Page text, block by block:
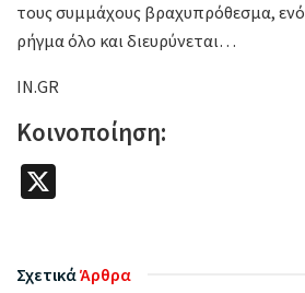
τους συμμάχους βραχυπρόθεσμα,
ρήγμα όλο και διευρύνεται…
IN.GR
Κοινοποίηση:
ΣχετικάΆρθρα